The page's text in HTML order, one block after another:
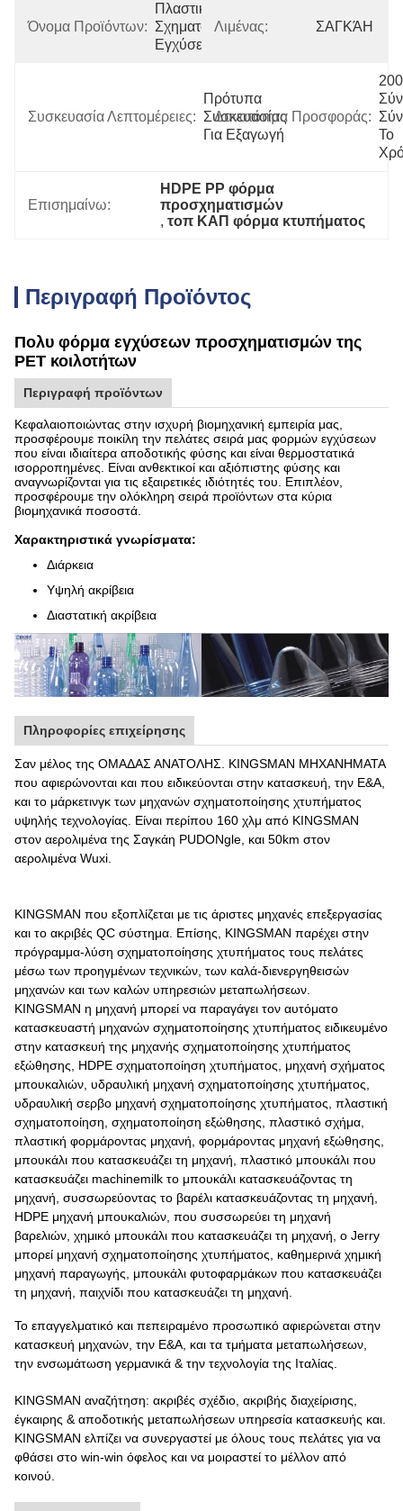
Όνομα Προϊόντων:
Πλαστική
Σχηματοποίηση
Εγχύσεων
Λιμένας: ΣΑΓΚΆΗ
Συσκευασία Λεπτομέρειες:
Πρότυπα
Συσκευασίας
Για Εξαγωγή
Δυνατότητα Προσφοράς:
200
Το
Επισημαίνω:
HDPE PP φόρμα
προσχηματισμών
, τοπ ΚΑΠ φόρμα κτυπήματος
Περιγραφή Προϊόντος
Πολυ φόρμα εγχύσεων προσχηματισμών της
PET κοιλοτήτων
Περιγραφή προϊόντων
Κεφαλαιοποιώντας στην ισχυρή βιομηχανική εμπειρία μας,
προσφέρουμε ποικίλη την πελάτες σειρά μας φορμών εγχύσεων
που είναι ιδιαίτερα αποδοτικής φύσης και είναι θερμοστατικά
ισορροπημένες. Είναι ανθεκτικοί και αξιόπιστης φύσης και
αναγνωρίζονται για τις εξαιρετικές ιδιότητές του. Επιπλέον,
προσφέρουμε την ολόκληρη σειρά προϊόντων στα κύρια
βιομηχανικά ποσοστά.
Χαρακτηριστικά γνωρίσματα:
Διάρκεια
Υψηλή ακρίβεια
Διαστατική ακρίβεια
Πληροφορίες επιχείρησης
Σαν μέλος της ΟΜΑΔΑΣ ΑΝΑΤΟΛΗΣ. KINGSMAN ΜΗΧΑΝΗΜΑΤΑ
που αφιερώνονται και που ειδικεύονται στην κατασκευή, την Ε&Α,
και το μάρκετινγκ των μηχανών σχηματοποίησης χτυπήματος
υψηλής τεχνολογίας. Είναι περίπου 160 χλμ από KINGSMAN
στον αερολιμένα της Σαγκάη PUDONgle, και 50km στον
αερολιμένα Wuxi.
KINGSMAN που εξοπλίζεται με τις άριστες μηχανές επεξεργασίας
και το ακριβές QC σύστημα. Επίσης, KINGSMAN παρέχει στην
πρόγραμμα-λύση σχηματοποίησης χτυπήματος τους πελάτες
μέσω των προηγμένων τεχνικών, των καλά-διενεργηθεισών
μηχανών και των καλών υπηρεσιών μεταπωλήσεων.
KINGSMAN η μηχανή μπορεί να παραγάγει τον αυτόματο
κατασκευαστή μηχανών σχηματοποίησης χτυπήματος ειδικευμένο
στην κατασκευή της μηχανής σχηματοποίησης χτυπήματος
εξώθησης, HDPE σχηματοποίηση χτυπήματος, μηχανή σχήματος
μπουκαλιών, υδραυλική μηχανή σχηματοποίησης χτυπήματος,
υδραυλική σερβο μηχανή σχηματοποίησης χτυπήματος, πλαστική
σχηματοποίηση, σχηματοποίηση εξώθησης, πλαστικό σχήμα,
πλαστική φορμάροντας μηχανή, φορμάροντας μηχανή εξώθησης,
μπουκάλι που κατασκευάζει τη μηχανή, πλαστικό μπουκάλι που
κατασκευάζει machinemilk το μπουκάλι κατασκευάζοντας τη
μηχανή, συσσωρεύοντας το βαρέλι κατασκευάζοντας τη μηχανή,
HDPE μηχανή μπουκαλιών, που συσσωρεύει τη μηχανή
βαρελιών, χημικό μπουκάλι που κατασκευάζει τη μηχανή, ο Jerry
μπορεί μηχανή σχηματοποίησης χτυπήματος, καθημερινά χημική
μηχανή παραγωγής, μπουκάλι φυτοφαρμάκων που κατασκευάζει
τη μηχανή, παιχνίδι που κατασκευάζει τη μηχανή.
Το επαγγελματικό και πεπειραμένο προσωπικό αφιερώνεται στην
κατασκευή μηχανών, την Ε&Α, και τα τμήματα μεταπωλήσεων,
την ενσωμάτωση γερμανικά & την τεχνολογία της Ιταλίας.
KINGSMAN αναζήτηση: ακριβές σχέδιο, ακριβής διαχείρισης,
έγκαιρης & αποδοτικής μεταπωλήσεων υπηρεσία κατασκευής και.
KINGSMAN ελπίζει να συνεργαστεί με όλους τους πελάτες για να
φθάσει στο win-win όφελος και να μοιραστεί το μέλλον από
κοινού.